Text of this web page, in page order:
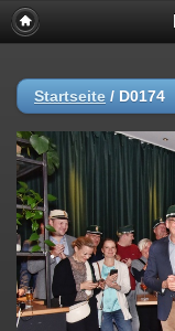
Startseite / D0174